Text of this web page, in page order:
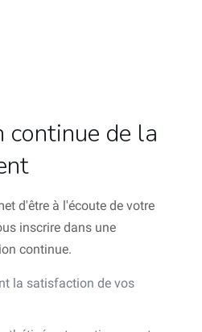
de la
d'être à l'écoute de votre
inscrire dans une
continue.
la satisfaction de vos